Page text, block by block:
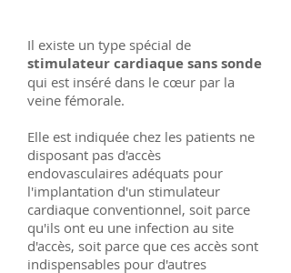
Il existe un type spécial de
stimulateur cardiaque sans sonde
qui est inséré dans le cœur par la
veine fémorale.
Elle est indiquée chez les patients ne
disposant pas d'accès
endovasculaires adéquats pour
l'implantation d'un stimulateur
cardiaque conventionnel, soit parce
qu'ils ont eu une infection au site
d'accès, soit parce que ces accès sont
indispensables pour d'autres